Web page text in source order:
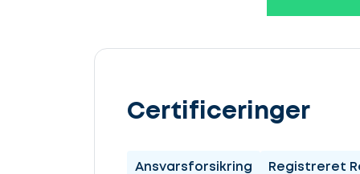
Certificeringer
Ansvarsforsikring Registreret